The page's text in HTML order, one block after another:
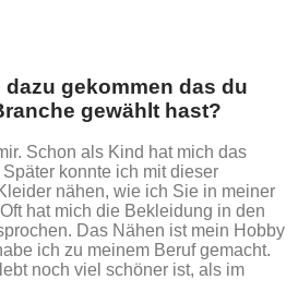
dazu gekommen das du
gewählt hast?
Schon als Kind hat mich das
konnte ich mit dieser
nähen, wie ich Sie in meiner
hat mich die Bekleidung in den
Das Nähen ist mein Hobby
ich zu meinem Beruf gemacht.
noch viel schöner ist, als im